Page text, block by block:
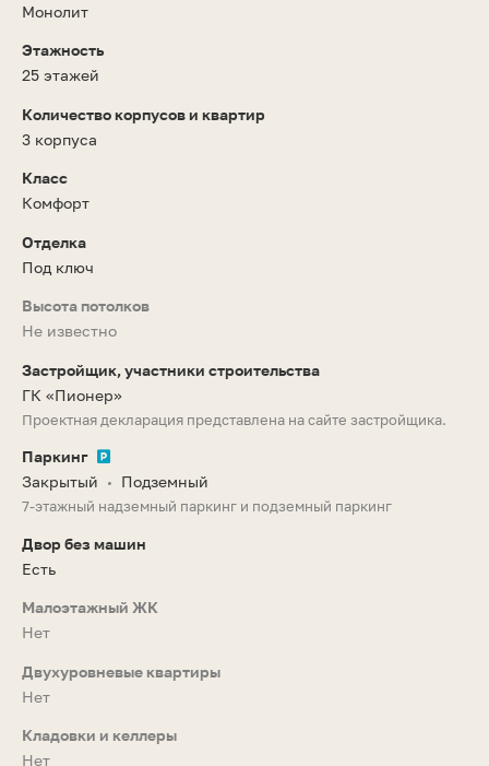
Монолит
Этажность
25 этажей
Количество корпусов и квартир
3 корпуса
Класс
Комфорт
Отделка
Под ключ
Высота потолков
Не известно
Застройщик, участники строительства
ГК «Пионер»
Проектная декларация представлена на сайте застройщика.
Паркинг
Закрытый
• Подземный
7-этажный надземный паркинг и подземный паркинг
Двор без машин
Есть
Малоэтажный ЖК
Нет
Двухуровневые квартиры
Нет
Кладовки и келлеры
Нет